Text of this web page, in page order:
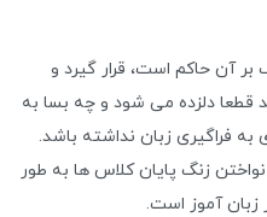
آن حاکم است، قرار گیرد و
دلزده می شود و چه بسا به
به فراگیری زبان نداشته باشد.
زنگ پایان کلاس ها به طور
زبان آموز است.